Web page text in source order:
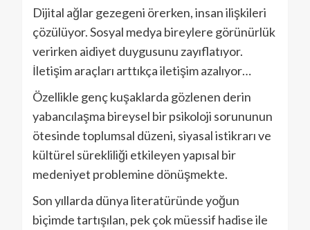
Dijital ağlar gezegeni örerken, insan ilişkileri
çözülüyor. Sosyal medya bireylere görünürlük
verirken aidiyet duygusunu zayıflatıyor.
İletişim araçları arttıkça iletişim azalıyor…
Özellikle genç kuşaklarda gözlenen derin
yabancılaşma bireysel bir psikoloji sorununun
ötesinde toplumsal düzeni, siyasal istikrarı ve
kültürel sürekliliği etkileyen yapısal bir
medeniyet problemine dönüşmekte.
Son yıllarda dünya literatüründe yoğun
biçimde tartışılan, pek çok müessif hadise ile